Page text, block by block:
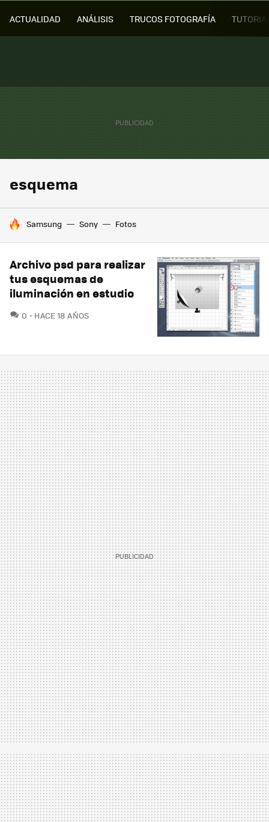
ACTUALIDAD ANÁLISIS TRUCOS FOTOGRAFÍA
esquema
HOY SE HABLA DE
Samsung Sony Fotos
Archivo psd para realizar
tus esquemas de
iluminación en estudio
0 COMENTARIOS
HACE 18 AÑOS